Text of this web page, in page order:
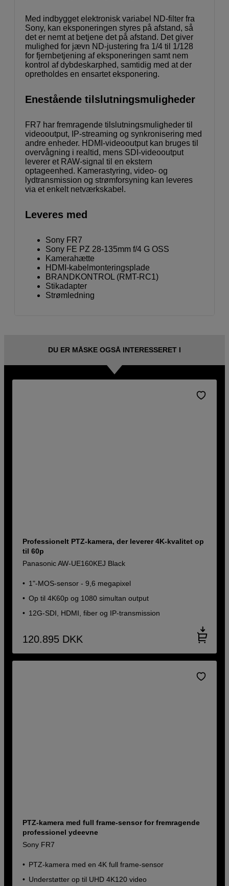
Med indbygget elektronisk variabel ND-filter fra
Sony, kan eksponeringen styres på afstand, så
det er nemt at betjene det på afstand. Det giver
mulighed for jævn ND-justering fra 1/4 til 1/128
for fjernbetjening af eksponeringen samt nem
kontrol af dybdeskarphed, samtidig med at der
opretholdes en ensartet eksponering.
Enestående tilslutningsmuligheder
FR7 har fremragende tilslutningsmuligheder til
videooutput, IP-streaming og synkronisering med
andre enheder. HDMI-videooutput kan bruges til
overvågning i realtid, mens SDI-videooutput
leverer et RAW-signal til en ekstern
optageenhed. Kamerastyring, video- og
lydtransmission og strømforsyning kan leveres
via et enkelt netværkskabel.
Leveres med
Sony FR7
Sony FE PZ 28-135mm f/4 G OSS
Kamerahætte
HDMI-kabelmonteringsplade
BRANDKONTROL (RMT-RC1)
Stikadapter
Strømledning
DU ER MÅSKE OGSÅ INTERESSERET I
Professionelt PTZ-kamera, der leverer 4K-kvalitet op
til 60p
Panasonic AW-UE160KEJ Black
1"-MOS-sensor - 9,6 megapixel
Op til 4K60p og 1080 simultan output
12G-SDI, HDMI, fiber og IP-transmission
120.895 DKK
PTZ-kamera med full frame-sensor for fremragende
professionel ydeevne
Sony FR7
PTZ-kamera med en 4K full frame-sensor
Understøtter op til UHD 4K120 video